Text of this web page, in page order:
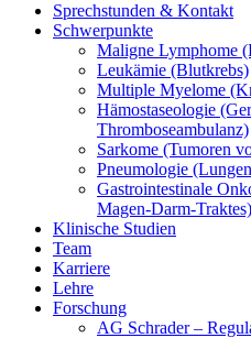
Sprechstunden & Kontakt
Schwerpunkte
Maligne Lymphome
Leukämie (Blutkrebs)
Multiple Myelome
Hämostaseologie
Thromboseambulanz)
Sarkome (Tumoren
Pneumologie
Gastrointestinale
Magen-Darm-Traktes)
Klinische Studien
Team
Karriere
Lehre
Forschung
AG Schrader –